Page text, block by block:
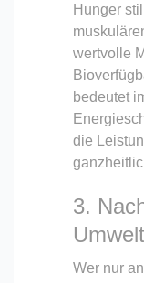
Hunger
wertvolle
bedeutet
die
3.
Wer nur